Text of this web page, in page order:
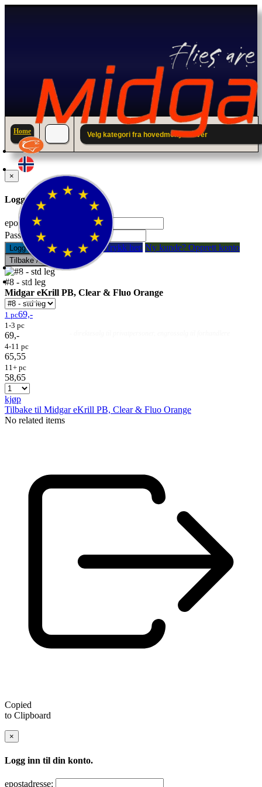
Fluer
Home Velg kategori fra hovedmenyen over
×
Logg inn til din konto.
epostadresse:
Passord:
Logg inn Glemt passord? Trykk her. Ny kunde? Opprett konto
Tilbake / Lukk
#8 - std leg
Midgar eKrill PB, Clear & Fluo Orange
1 pc69,-
1-3 pc
69,-
4-11 pc
65,55
11+ pc
58,65
kjøp
Tilbake til Midgar eKrill PB, Clear & Fluo Orange
No related items
Copied
to Clipboard
×
Logg inn til din konto.
epostadresse: